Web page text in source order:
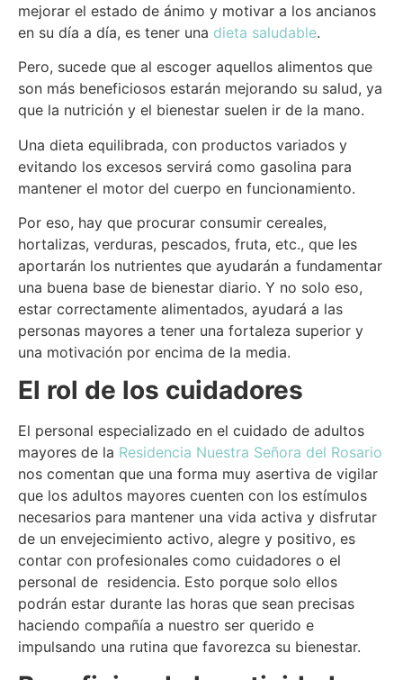
mejorar el estado de ánimo y motivar a los ancianos
en su día a día, es tener una dieta saludable.
Pero, sucede que al escoger aquellos alimentos que
son más beneficiosos estarán mejorando su salud, ya
que la nutrición y el bienestar suelen ir de la mano.
Una dieta equilibrada, con productos variados y
evitando los excesos servirá como gasolina para
mantener el motor del cuerpo en funcionamiento.
Por eso, hay que procurar consumir cereales,
hortalizas, verduras, pescados, fruta, etc., que les
aportarán los nutrientes que ayudarán a fundamentar
una buena base de bienestar diario. Y no solo eso,
estar correctamente alimentados, ayudará a las
personas mayores a tener una fortaleza superior y
una motivación por encima de la media.
El rol de los cuidadores
El personal especializado en el cuidado de adultos
mayores de la Residencia Nuestra Señora del Rosario
nos comentan que una forma muy asertiva de vigilar
que los adultos mayores cuenten con los estímulos
necesarios para mantener una vida activa y disfrutar
de un envejecimiento activo, alegre y positivo, es
contar con profesionales como cuidadores o el
personal de residencia. Esto porque solo ellos
podrán estar durante las horas que sean precisas
haciendo compañía a nuestro ser querido e
impulsando una rutina que favorezca su bienestar.